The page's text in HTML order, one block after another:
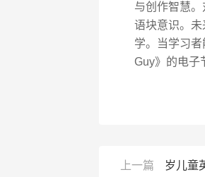
与创作智慧
语块意识。
学。当学习
Guy》的电子
上一篇
岁儿童